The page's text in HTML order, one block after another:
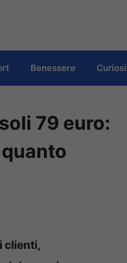
Benessere
79 euro:
clienti,